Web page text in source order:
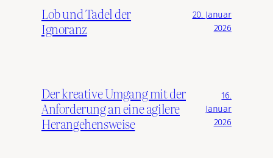
Lob und Tadel der
Ignoranz
20. Januar
2026
Der kreative Umgang mit der
Anforderung an eine agilere
Herangehensweise
16.
Januar
2026